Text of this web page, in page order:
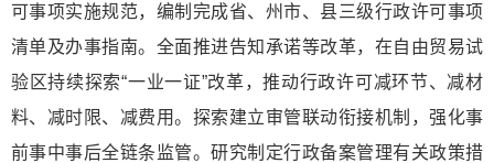
可事项实施规范，编制完成省、州市、县三级行政许可事项
清单及办事指南。全面推进告知承诺等改革，在自由贸易试
验区持续探索“一业一证”改革，推动行政许可减环节、减材
料、减时限、减费用。探索建立审管联动衔接机制，强化事
前事中事后全链条监管。研究制定行政备案管理有关政策措